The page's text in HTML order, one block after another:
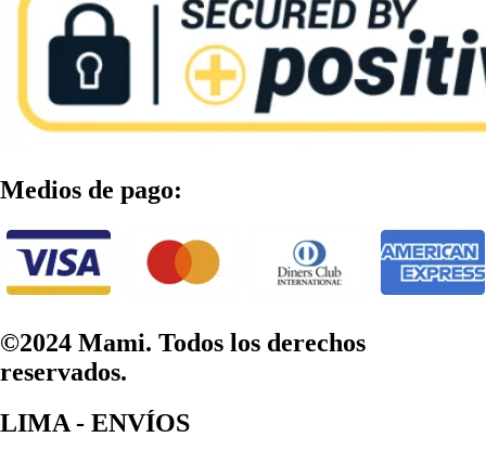
Medios de pago:
©2024 Mami. Todos los derechos
reservados.
LIMA - ENVÍOS